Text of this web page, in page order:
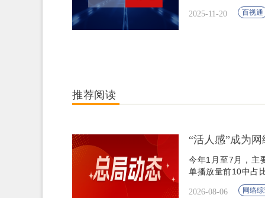
了“把博物馆带回家
2025-11-20 百视通
推荐阅读
“活人感”成为
今年1月至7月，主
单播放量前10中占
2026-08-06 网络